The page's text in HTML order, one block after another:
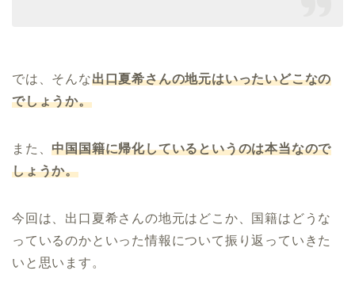
では、そんな出口夏希さんの地元はいったいどこなの
でしょうか。
また、中国国籍に帰化しているというのは本当なので
しょうか。
今回は、出口夏希さんの地元はどこか、国籍はどうな
っているのかといった情報について振り返っていきた
いと思います。